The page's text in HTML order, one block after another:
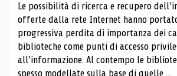
Le possibilità di ricerca e recupero
offerte dalla rete Internet hanno
progressiva perdita di importanza dei
biblioteche come punti di accesso
all’informazione. Al contempo le
spesso modellate sulla base di quelle ...